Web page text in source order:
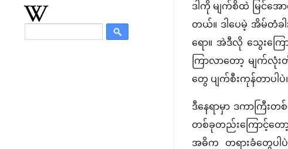
ဒါကို မျက်စိထဲ မြင်အေ
တယ်။ ဒါပေမဲ့ အိမ်တံခါ
ရော။ အဲဒီလို သွေးကြေ
ကြာလာတော့ မျက်လုံ
တွေ ပျက်စီးကုန်တာပါပဲ
ဒီနေရာမှာ ဒကာကြီး
တစ်ခုတည်းကြောင့်တေ
အဓိက တရားခံတွေပါ